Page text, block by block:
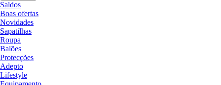
Saldos
Boas ofertas
Novidades
Sapatilhas
Roupa
Balões
Protecções
Adepto
Lifestyle